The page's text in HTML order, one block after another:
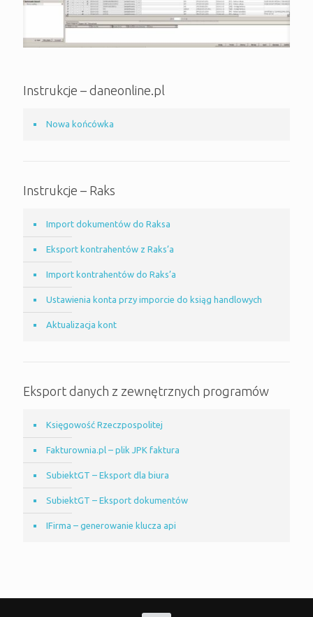
Instrukcje – daneonline.pl
Nowa końcówka
Instrukcje – Raks
Import dokumentów do Raksa
Eksport kontrahentów z Raks’a
Import kontrahentów do Raks’a
Ustawienia konta przy imporcie do ksiąg handlowych
Aktualizacja kont
Eksport danych z zewnętrznych programów
Księgowość Rzeczpospolitej
Fakturownia.pl – plik JPK faktura
SubiektGT – Eksport dla biura
SubiektGT – Eksport dokumentów
IFirma – generowanie klucza api